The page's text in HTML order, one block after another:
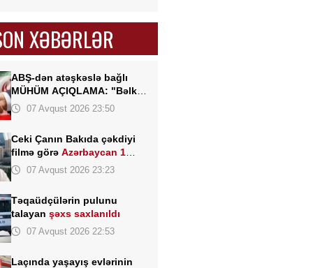
XƏBƏRLƏR
ABŞ-dən atəşkəslə bağlı
MÜHÜM AÇIQLAMA: "Bəlkə
də elə bu gün"
07 Avqust 2026 23:50
Ceki Çanın Bakıda çəkdiyi
filmə görəAzərbaycan 1
milyon dollar ödəyə bilər?
07 Avqust 2026 23:23
Təqaüdçülərin pulunu
talayanşəxs saxlanıldı
07 Avqust 2026 22:53
Laçında yaşayış evlərinin